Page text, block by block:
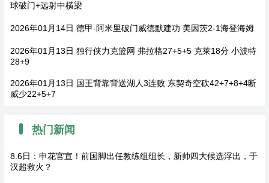
球破门+远射中横梁
2026年01月14日 德甲-阿米里破门威德默建功 美因茨2-1海登海姆
2026年01月13日 独行侠力克篮网 弗拉格27+5+5 克莱18分 小波特
28+9
2026年01月13日 国王背靠背送湖人3连败 东契奇空砍42+7+8+4断
威少22+5+7
热门新闻
8.6日：申花官宣！前国脚出任教练组组长，新帅四大候选浮出，于
汉超救火？